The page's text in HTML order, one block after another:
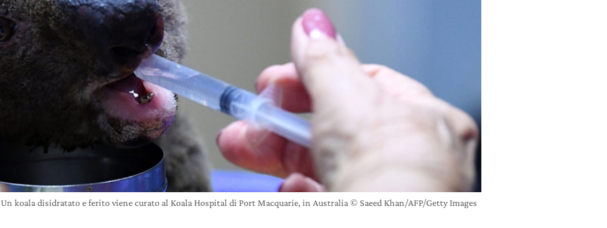
Un koala disidratato e ferito viene curato al Koala Hospital di Port Macquarie, in Australia © Saeed Khan/AFP/Getty Images